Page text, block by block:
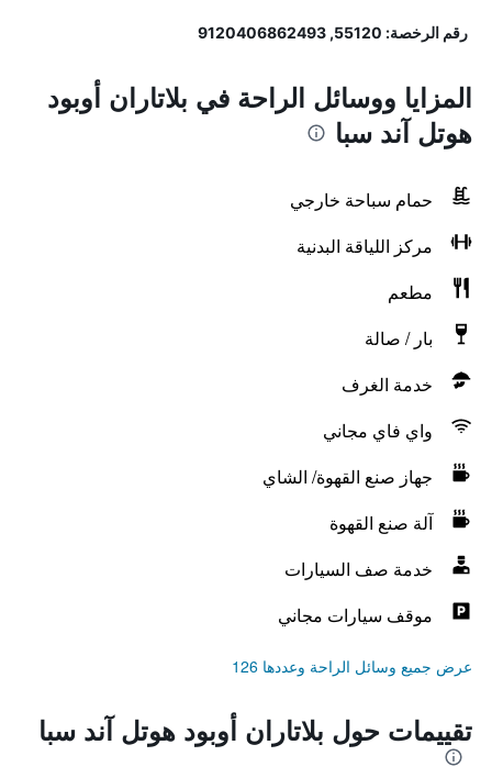
رقم الرخصة: 55120, 9120406862493
المزايا ووسائل الراحة في بلاتاران أوبود
هوتل آند سبا
حمام سباحة خارجي
مركز اللياقة البدنية
مطعم
بار / صالة
خدمة الغرف
واي فاي مجاني
جهاز صنع القهوة/ الشاي
آلة صنع القهوة
خدمة صف السيارات
موقف سيارات مجاني
عرض جميع وسائل الراحة وعددها 126
تقييمات حول بلاتاران أوبود هوتل آند سبا